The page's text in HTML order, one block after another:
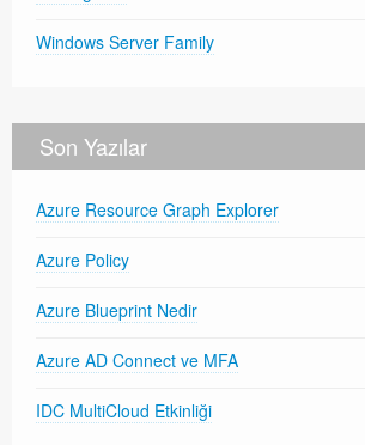
Windows Server Family
Son Yazılar
Azure Resource Graph Explorer
Azure Policy
Azure Blueprint Nedir
Azure AD Connect ve MFA
IDC MultiCloud Etkinliği